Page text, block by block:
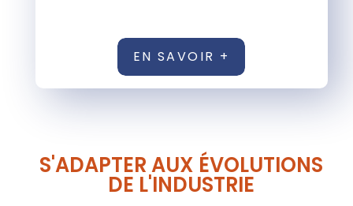
EN SAVOIR +
S'ADAPTER AUX ÉVOLUTIONS
DE L'INDUSTRIE